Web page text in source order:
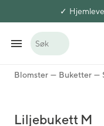
Søk
Blomster Buketter
Liljebukett M